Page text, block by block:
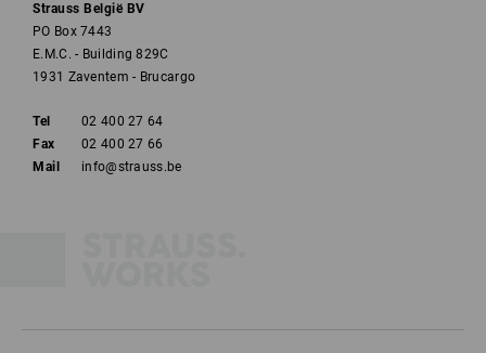
Strauss België BV
PO Box 7443
E.M.C. - Building 829C
1931 Zaventem - Brucargo
Tel
02 400 27 64
Fax
02 400 27 66
Mail
info@strauss.be